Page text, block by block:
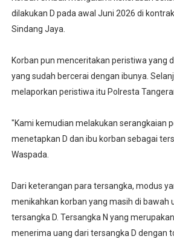
dilakukan D pada awal Juni 2026 di
Sindang Jaya.
Korban pun menceritakan peristiwa yang
yang sudah bercerai dengan ibunya.
melaporkan peristiwa itu Polresta
"Kami kemudian melakukan serangkaian
menetapkan D dan ibu korban sebagai
Waspada.
Dari keterangan para tersangka, modus
menikahkan korban yang masih di bawah
tersangka D. Tersangka N yang
menerima uang dari tersangka D dengan